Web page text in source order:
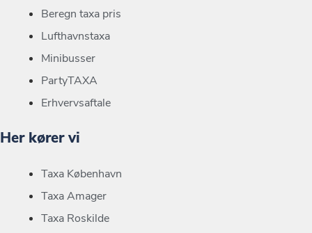
Beregn taxa pris
Lufthavnstaxa
Minibusser
PartyTAXA
Erhvervsaftale
Her kører vi
Taxa København
Taxa Amager
Taxa Roskilde